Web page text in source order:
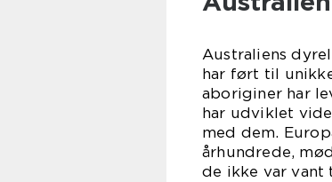
Australiens
har ført til
aboriginer har
har udviklet
med dem.
århundrede,
de ikke var vant